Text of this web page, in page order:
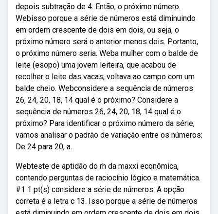
depois subtração de 4. Então, o próximo número.
Webisso porque a série de números está diminuindo
em ordem crescente de dois em dois, ou seja, o
próximo número será o anterior menos dois. Portanto,
o próximo número seria. Weba mulher com o balde de
leite (esopo) uma jovem leiteira, que acabou de
recolher o leite das vacas, voltava ao campo com um
balde cheio. Webconsidere a sequência de números
26, 24, 20, 18, 14 qual é o próximo? Considere a
sequência de números 26, 24, 20, 18, 14 qual é o
próximo? Para identificar o próximo número da série,
vamos analisar o padrão de variação entre os números:
De 24 para 20, a.
Webteste de aptidão do rh da maxxi econômica,
contendo perguntas de raciocínio lógico e matemática.
#1 1 pt(s) considere a série de números: A opção
correta é a letra c 13. Isso porque a série de números